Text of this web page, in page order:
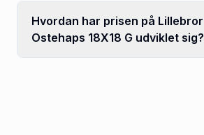
Hvordan har prisen på Lillebror
Ostehaps 18X18 G udviklet sig?